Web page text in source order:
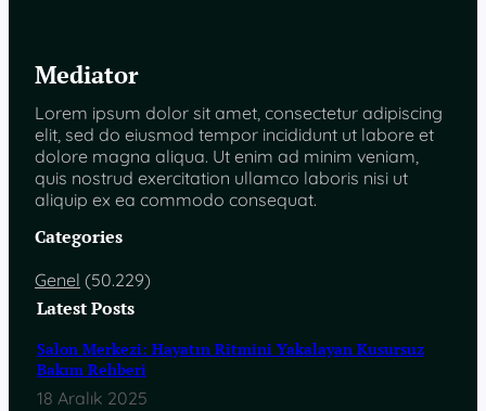
Mediator
Lorem ipsum dolor sit amet, consectetur adipiscing
elit, sed do eiusmod tempor incididunt ut labore et
dolore magna aliqua. Ut enim ad minim veniam,
quis nostrud exercitation ullamco laboris nisi ut
aliquip ex ea commodo consequat.
Categories
Genel (50.229)
Latest Posts
Salon Merkezi: Hayatın Ritmini Yakalayan Kusursuz
Bakım Rehberi
18 Aralık 2025